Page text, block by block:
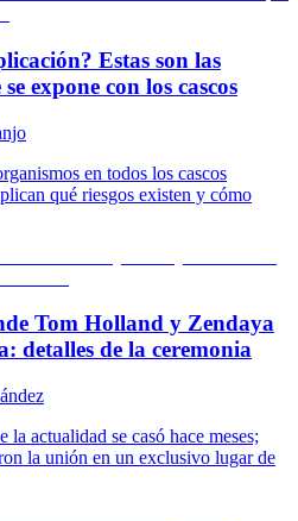
Estas son las
expone con los cascos
en todos los cascos
qué riesgos existen y cómo
Tom Holland y Zendaya
detalles de la ceremonia
la actualidad se casó hace meses;
la unión en un exclusivo lugar de